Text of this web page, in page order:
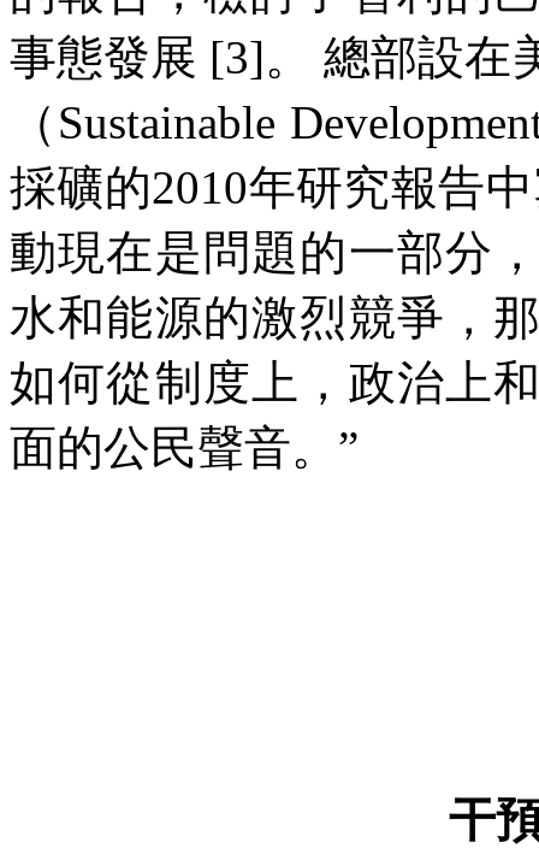
事態發展 [3]。
總部設在
（ Sustainable
採礦的2010年研究報告
動現在是問題的一部分
水和能源的激烈競爭，
如何從制度上，政治上
面的公民聲音。”
干